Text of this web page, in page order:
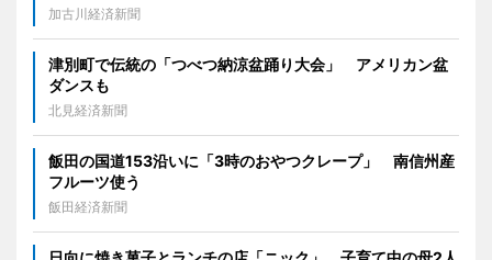
加古川経済新聞
津別町で伝統の「つべつ納涼盆踊り大会」 アメリカン盆
ダンスも
北見経済新聞
飯田の国道153沿いに「3時のおやつクレープ」 南信州産
フルーツ使う
飯田経済新聞